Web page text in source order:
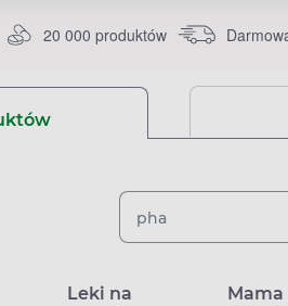
20 000 produktów
Leki na
Mama